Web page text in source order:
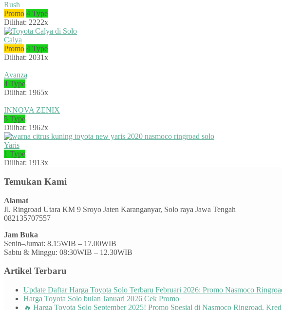
Rush
Promo 4 Type
Dilihat: 2222x
Calya
Promo 4 Type
Dilihat: 2031x
Avanza
4 Type
Dilihat: 1965x
INNOVA ZENIX
5 Type
Dilihat: 1962x
Yaris
1 Type
Dilihat: 1913x
Temukan Kami
Alamat
Jl. Ringroad Utara KM 9 Sroyo Jaten Karanganyar, Solo raya Jawa Tengah
082135707557
Jam Buka
Senin–Jumat: 8.15WIB – 17.00WIB
Sabtu & Minggu: 08:30WIB – 12.30WIB
Artikel Terbaru
Update Daftar Harga Toyota Solo Terbaru Februari 2026: Promo Nasmoco
Harga Toyota Solo bulan Januari 2026 Cek Promo
🔥 Harga Toyota Solo September 2025! Promo Spesial di Nasmoco Ringroad,